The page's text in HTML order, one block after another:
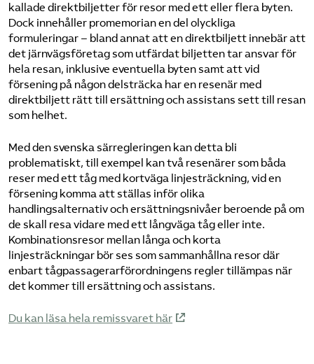
kallade direktbiljetter för resor med ett eller flera byten.
Dock innehåller promemorian en del olyckliga
formuleringar – bland annat att en direktbiljett innebär att
det järnvägsföretag som utfärdat biljetten tar ansvar för
hela resan, inklusive eventuella byten samt att vid
försening på någon delsträcka har en resenär med
direktbiljett rätt till ersättning och assistans sett till resan
som helhet.
Med den svenska särregleringen kan detta bli
problematiskt, till exempel kan två resenärer som båda
reser med ett tåg med kortväga linjesträckning, vid en
försening komma att ställas inför olika
handlingsalternativ och ersättningsnivåer beroende på om
de skall resa vidare med ett långväga tåg eller inte.
Kombinationsresor mellan långa och korta
linjesträckningar bör ses som sammanhållna resor där
enbart tågpassagerarförordningens regler tillämpas när
det kommer till ersättning och assistans.
Du kan läsa hela remissvaret här